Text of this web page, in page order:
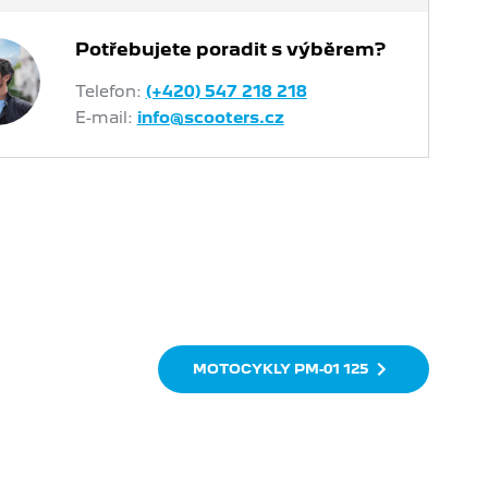
Potřebujete poradit s výběrem?
Telefon: (+420) 547 218 218
E-mail: info@scooters.cz
MOTOCYKLY PM-01 125